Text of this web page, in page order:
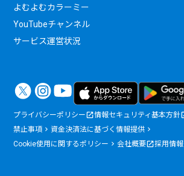
よむよむカラーミー
YouTubeチャンネル
サービス運営状況
プライバシーポリシー 情報セキュリティ基本方針
禁止事項
資金決済法に基づく情報提供
Cookie使用に関するポリシー
会社概要 採用情報